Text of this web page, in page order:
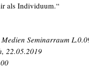
als Individuum.“
Seminarraum
22.05.2019